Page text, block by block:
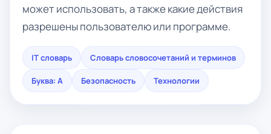
может использовать, а также какие действия
разрешены пользователю или программе.
IT словарь Словарь словосочетаний и терминов
Буква: A Безопасность Технологии